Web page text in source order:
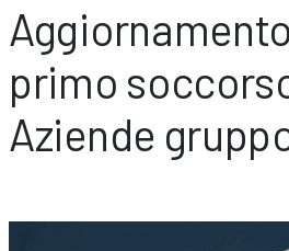
primo
Aziende